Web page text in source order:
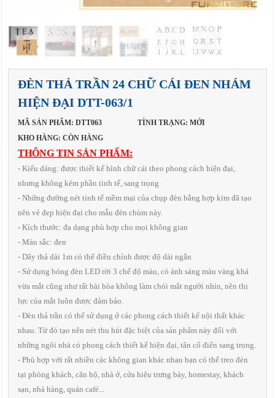
ĐÈN THẢ TRẦN 24 CHỮ CÁI ĐEN NHÁM
HIỆN ĐẠI DTT-063/1
MÃ SẢN PHẨM: DTT063
TÌNH TRẠNG: MỚI
KHO HÀNG: CÒN HÀNG
THÔNG TIN SẢN PHẨM:
- Kiểu dáng: được thiết kế hình chữ cái theo phong cách hiện đại,
nhưng không kém phần tinh tế, sang trọng
- Những đường nét tinh tế mềm mại của chụp đèn bằng hợp kim đã tạo
nên vẻ đẹp hiện đại cho mẫu đèn chùm này.
- Kích thước: đa dạng phù hợp cho mọi không gian
- Màu sắc: đen
- Dây thả dài 1m có thể điều chỉnh được độ dài ngắn
- Sử dụng bóng đèn LED rời 3 chế độ màu, có ánh sáng màu vàng khá
vừa mắt cũng như rất hài hòa không làm chói mắt người nhìn, nên thị
lực của mắt luôn được đảm bảo.
- Đèn thả trần có thể sử dụng ở các phong cách thiết kế nội thất khác
nhau. Từ đó tạo nên nét thu hút đặc biệt của sản phẩm này đối với
những ngôi nhà có phong cách thiết kế hiện đại, tân cổ điển sang trọng.
- Phù hợp với rất nhiều các không gian khác nhau bạn có thể treo đèn
tại phòng khách, căn hộ, nhà ở, cửa hiệu trưng bày, homestay, khách
sạn, nhà hàng, quán café...